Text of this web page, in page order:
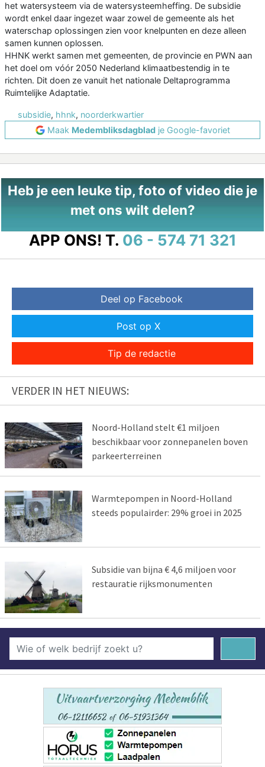
het watersysteem via de watersysteemheffing. De subsidie
wordt enkel daar ingezet waar zowel de gemeente als het
waterschap oplossingen zien voor knelpunten en deze alleen
samen kunnen oplossen.
HHNK werkt samen met gemeenten, de provincie en PWN aan
het doel om vóór 2050 Nederland klimaatbestendig in te
richten. Dit doen ze vanuit het nationale Deltaprogramma
Ruimtelijke Adaptatie.
subsidie, hhnk, noorderkwartier
Maak Medembliksdagbladje Google-favoriet
Heb je een leuke tip, foto of video die je
met ons wilt delen?
APP ONS! T. 06 - 574 71 321
Deel op Facebook
Post op X
Tip de redactie
VERDER IN HET NIEUWS:
Noord-Holland stelt €1 miljoen
beschikbaar voor zonnepanelen boven
parkeerterreinen
Warmtepompen in Noord-Holland
steeds populairder: 29% groei in 2025
Subsidie van bijna € 4,6 miljoen voor
restauratie rijksmonumenten